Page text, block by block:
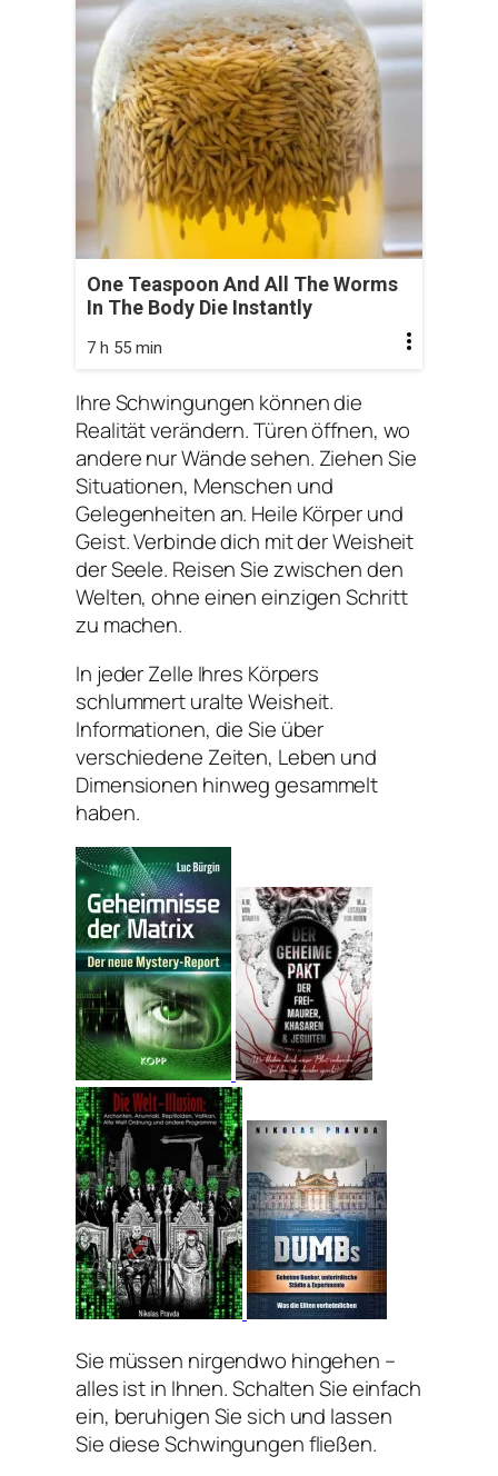
One Teaspoon And All The Worms
In The Body Die Instantly
7 h 55 min
Ihre Schwingungen können die
Realität verändern. Türen öffnen, wo
andere nur Wände sehen. Ziehen Sie
Situationen, Menschen und
Gelegenheiten an. Heile Körper und
Geist. Verbinde dich mit der Weisheit
der Seele. Reisen Sie zwischen den
Welten, ohne einen einzigen Schritt
zu machen.
In jeder Zelle Ihres Körpers
schlummert uralte Weisheit.
Informationen, die Sie über
verschiedene Zeiten, Leben und
Dimensionen hinweg gesammelt
haben.
Sie müssen nirgendwo hingehen –
alles ist in Ihnen. Schalten Sie einfach
ein, beruhigen Sie sich und lassen
Sie diese Schwingungen fließen.